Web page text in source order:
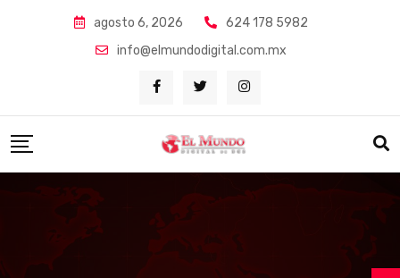
agosto 6, 2026
624 178 5982
info@elmundodigital.com.mx